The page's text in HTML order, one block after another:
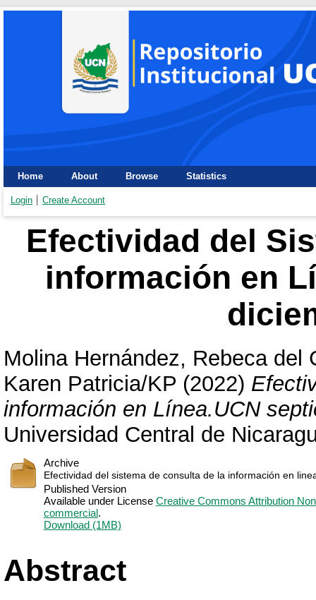
Home About Browse Statistics
Login Create Account
Efectividad del
información en
Molina Hernández, Rebeca del
Karen Patricia/KP (2022)
información en Línea.UCN
Universidad Central de
Archive
Efectividad del sistema de consulta de la información en
Published Version
Available under License Creative Commons Attribution
commercial.
Download (1MB)
Abstract